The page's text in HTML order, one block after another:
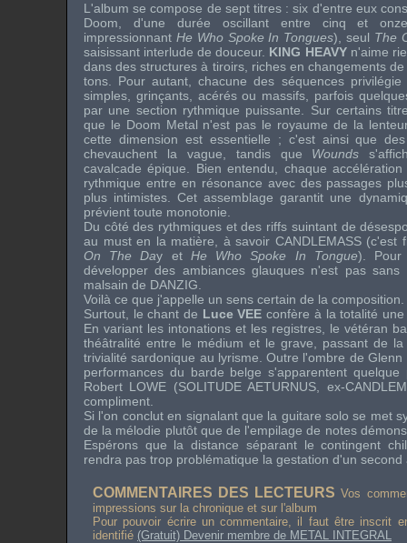
L'album se compose de sept titres : six d'entre eux
Doom , d'une durée oscillant entre cinq et
impressionnant He Who Spoke In Tongues), seul The
saisissant interlude de douceur. KING HEAVYn'aime
dans des structures à tiroirs, riches en changements
tons. Pour autant, chacune des séquences
simples, grinçants, acérés ou massifs, parfois
par une section rythmique puissante. Sur certains
que le Doom Metal n'est pas le royaume de la
cette dimension est essentielle ; c'est ainsi que
chevauchent la vague, tandis que Wounds
cavalcade épique. Bien entendu, chaque
rythmique entre en résonance avec des passages
plus intimistes. Cet assemblage garantit une
prévient toute monotonie.
Du côté des rythmiques et des riffs suintant de
au musten la matière, à savoir CANDLEMASS (c'est
On The Day et He Who Spoke In Tongue). Pour
développer des ambiances glauques n'est pas
malsain de DANZIG
Voilà ce que j'appelle un sens certain de la composition.
Surtout, le chant de Luce VEE confère à la totalité
En variant les intonations et les registres, le vétéran
théâtralité entre le médium et le grave, passant de
trivialité sardonique au lyrisme. Outre l'ombre de Glenn
performances du barde belge s'apparentent
Robert LOWE (SOLITUDE AETURNUS , ex-
compliment.
Si l'on conclut en signalant que la guitaresolose met
de la mélodie plutôt que de l'empilage de notes
Espérons que la distance séparant le contingent
rendra pas trop problématique la gestation d'un second
COMMENTAIRES DES LECTEURS Vos
impressions sur la chronique et sur l'album
Pour pouvoir écrire un commentaire, il faut être inscrit
identifié (Gratuit) Devenir membre de METAL INTEGRAL